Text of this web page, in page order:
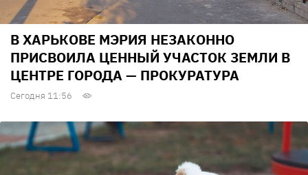
В ХАРЬКОВЕ МЭРИЯ НЕЗАКОННО
ПРИСВОИЛА ЦЕННЫЙ УЧАСТОК ЗЕМЛИ В
ЦЕНТРЕ ГОРОДА — ПРОКУРАТУРА
Сегодня 11:56